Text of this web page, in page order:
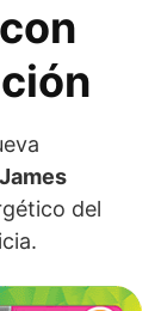
James
del